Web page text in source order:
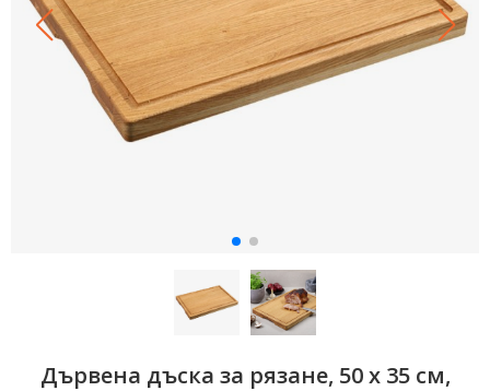
Дървена дъска за рязане, 50 x 35 см,